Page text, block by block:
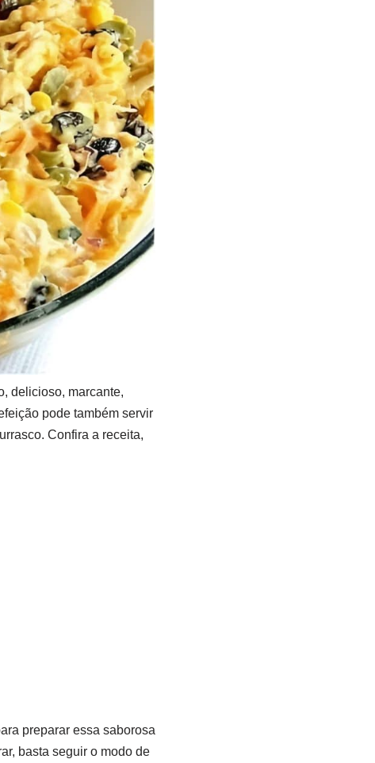
delicioso, marcante,
pode também servir
Confira a receita,
preparar essa saborosa
basta seguir o modo de